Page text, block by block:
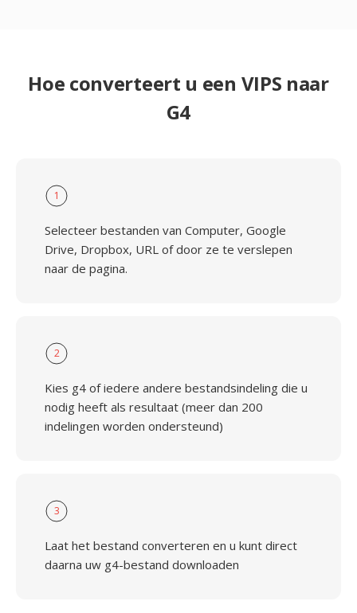
Hoe converteert u een VIPS naar
G4
1
Selecteer bestanden van Computer, Google
Drive, Dropbox, URL of door ze te verslepen
naar de pagina.
2
Kies g4 of iedere andere bestandsindeling die u
nodig heeft als resultaat (meer dan 200
indelingen worden ondersteund)
3
Laat het bestand converteren en u kunt direct
daarna uw g4-bestand downloaden